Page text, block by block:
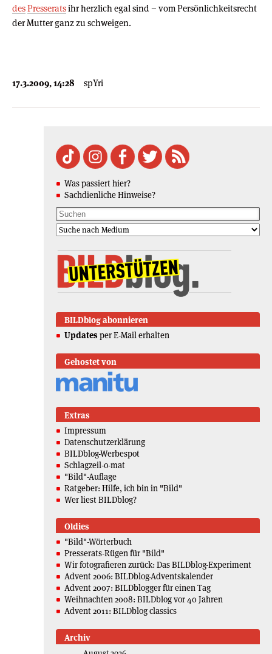
desPresseratsihr herzlich egal sind – vom Persönlichkeitsrecht
der Mutter ganz zu schweigen.
17.3.2009, 14:28 spYri
Was passiert hier?
Sachdienliche Hinweise?
BILDblog abonnieren
Updates per E-Mail erhalten
Gehostet von
Extras
Impressum
Datenschutzerklärung
BILDblog-Werbespot
Schlagzeil-o-mat
"Bild"-Auflage
Ratgeber: Hilfe, ich bin in "Bild"
Wer liest BILDblog?
Oldies
"Bild"-Wörterbuch
Presserats-Rügen für "Bild"
Wir fotografieren zurück: Das BILDblog-Experiment
Advent 2006: BILDblog-Adventskalender
Advent 2007: BILDblogger für einen Tag
Weihnachten 2008: BILDblog vor 40 Jahren
Advent 2011: BILDblog classics
Archiv